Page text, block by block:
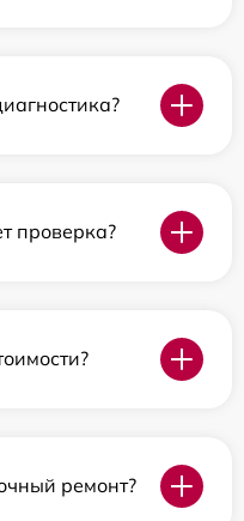
проверка?
ремонт?